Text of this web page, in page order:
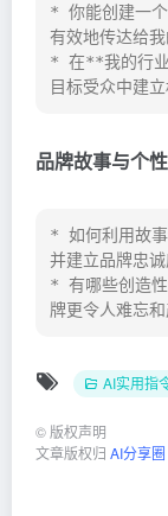
* 你能创建一
有效地传达给我
* 在**我的行业
目标受众中建
品牌故事与个性
* 如何利用故事
并建立品牌忠诚
* 有哪些创造
牌更令人难忘和
AI实用指
© 版权声明
文章版权归 AI分享圈